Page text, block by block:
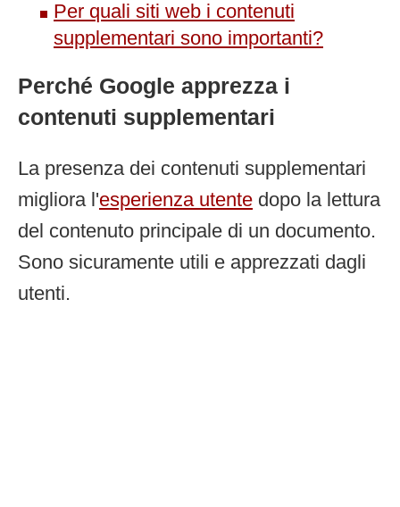
Per quali siti web i contenuti
supplementari sono importanti?
Perché Google apprezza i
contenuti supplementari
La presenza dei contenuti supplementari
migliora l'esperienza utente dopo la lettura
del contenuto principale di un documento.
Sono sicuramente utili e apprezzati dagli
utenti.